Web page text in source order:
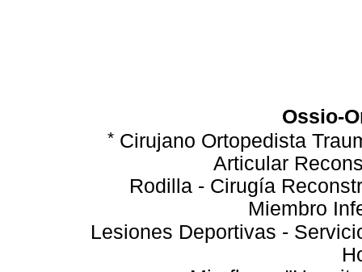
Ossio-
* Cirujano Ortopedista
Articular
Rodilla - Cirugía
Miembro
Lesiones Deportivas -